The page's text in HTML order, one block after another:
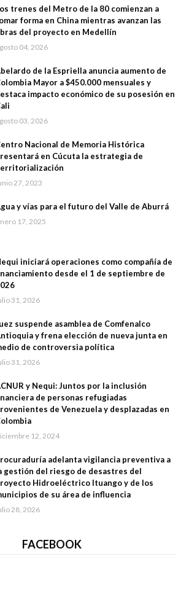
trenes del Metro de la 80 comienzan a
forma en China mientras avanzan las
del proyecto en Medellín
04, 2026
de la Espriella anuncia aumento de
Mayor a $450.000 mensuales y
impacto económico de su posesión en
03, 2026
Nacional de Memoria Histórica
en Cúcuta la estrategia de
27, 2023
y vías para el futuro del Valle de Aburrá
17, 2025
iniciará operaciones como compañía de
desde el 1 de septiembre de
31, 2026
suspende asamblea de Comfenalco
y frena elección de nueva junta en
de controversia política
31, 2026
y Nequi: Juntos por la inclusión
de personas refugiadas
de Venezuela y desplazadas en
12, 2024
adelanta vigilancia preventiva a
gestión del riesgo de desastres del
Hidroeléctrico Ituango y de los
de su área de influencia
28, 2026
FACEBOOK